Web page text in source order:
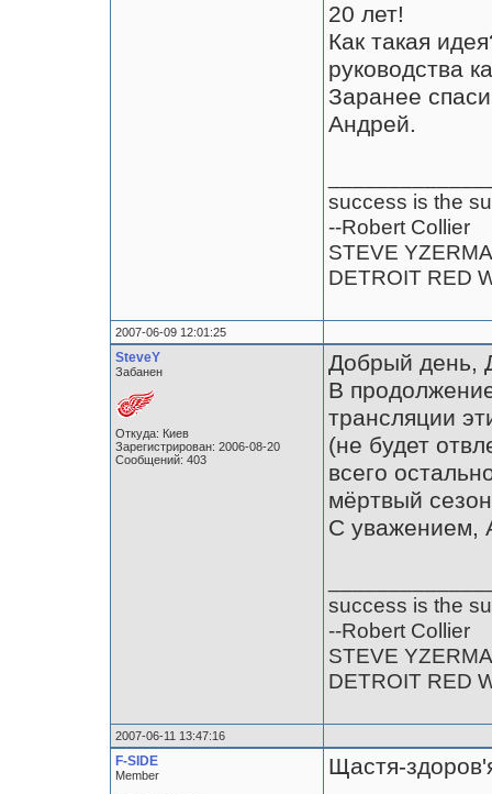
20 лет!
Как такая
руководства
Заранее
Андрей.
success is the
--Robert Collier
STEVE
DETROIT RED
2007-06-09 12:01:25
SteveY
Забанен
Откуда: Киев
Зарегистрирован: 2006-08-20
Сообщений: 403
Добрый день,
В
трансляции
(не будет
всего
мёртвый
С уважением,
success is the
--Robert Collier
STEVE
DETROIT RED
2007-06-11 13:47:16
F-SIDE
Member
Щастя-